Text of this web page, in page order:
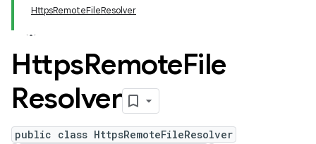
HttpsRemoteFileResolver
HttpsRemoteFile
Resolver
public class HttpsRemoteFileResolver